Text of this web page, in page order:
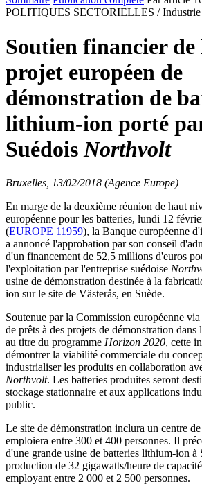
POLITIQUES SECTORIELLES / Industrie
Soutien financier
projet européen de
démonstration de
lithium-ion porté
Suédois Northvolt
Bruxelles, 13/02/2018 (Agence Europe)
En marge de la deuxième réunion de haut
européenne pour les batteries, lundi 12
(EUROPE 11959), la Banque européenne
a annoncé l'approbation par son conseil
d'un financement de 52,5 millions d'euros
l'exploitation par l'entreprise suédoise
usine de démonstration destinée à la
ion sur le site de Västerås, en Suède.
Soutenue par la Commission européenne
de prêts à des projets de démonstration dans
au titre du programme Horizon 2020, cette
démontrer la viabilité commerciale du
industrialiser les produits en collaboration
Northvolt. Les batteries produites seront
stockage stationnaire et aux applications
public.
Le site de démonstration inclura un centre
emploiera entre 300 et 400 personnes. Il
d'une grande usine de batteries lithium-ion à
production de 32 gigawatts/heure de
employant entre 2 000 et 2 500 personnes.